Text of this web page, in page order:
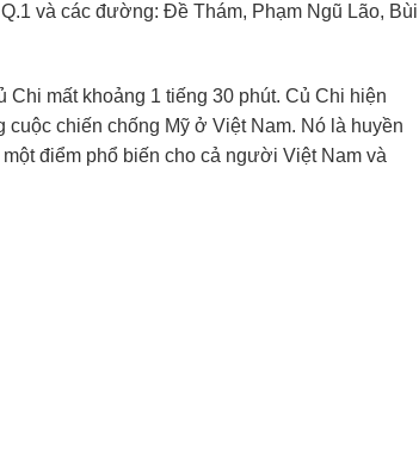
và các đường: Đề Thám, Phạm Ngũ Lão, Bùi
Chi mất khoảng 1 tiếng 30 phút. Củ Chi hiện
chiến chống Mỹ ở Việt Nam. Nó là huyền
điểm phổ biến cho cả người Việt Nam và